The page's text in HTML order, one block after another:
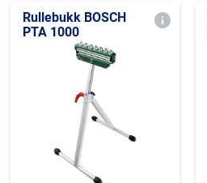
Rullebukk BOSCH
PTA 1000